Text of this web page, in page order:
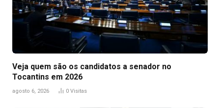
Veja quem são os candidatos a senador no
Tocantins em 2026
agosto 6, 2026 0 Visitas